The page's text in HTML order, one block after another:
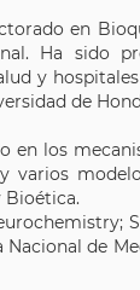
en
Ha sido
y
de
en los
Bioética.
Nacional de